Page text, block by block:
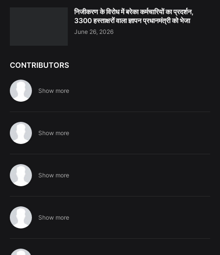
निजीकरण के विरोध में बरेका कर्मचारियों का प्रदर्शन,
3300 हस्ताक्षरों वाला ज्ञापन प्रधानमंत्री को भेजा
June 26, 2026
CONTRIBUTORS
Show more
Show more
Show more
Show more